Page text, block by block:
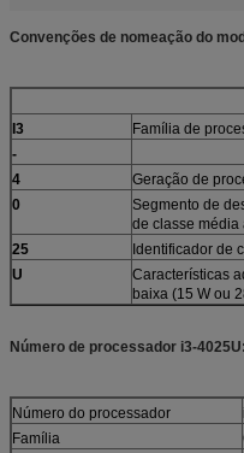
Convenções de nomeação do
I3
Família de
-
4
Geração de
0
Segmento de
de classe média
25
Identificador de
U
Características
baixa (15 W ou
Número de processador i3-4025U:
Número do processador
Família